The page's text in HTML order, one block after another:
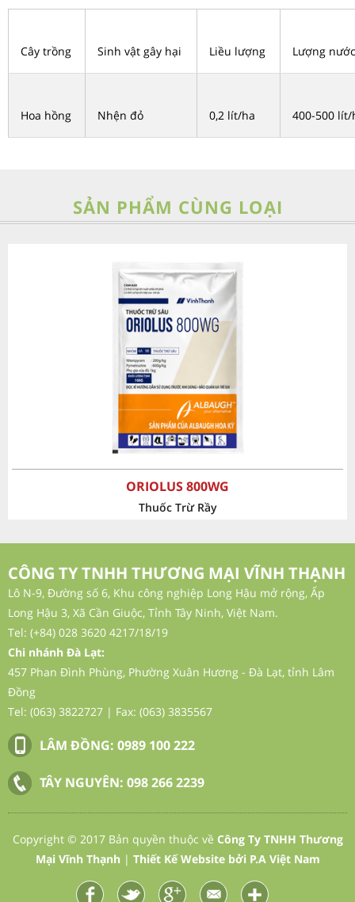
Cây trồng Sinh vật gây hại Liều lượng Lượng
Hoa hồng Nhện đỏ 0,2 lít/ha 400-500 lít/
SẢN PHẨM CÙNG LOẠI
ORIOLUS 800WG
Thuốc Trừ Rầy
Thuốc Trừ Sâu
CÔNG TY TNHH THƯƠNG MẠI VĨNH THẠNH
Lô N-9, Đường số 6, Khu công nghiệp Long Hậu mở rộng, Ấp
Long Hậu 3, Xã Cần Giuộc, Tỉnh Tây Ninh, Việt Nam.
Tel: (+84) 028 3620 4217/18/19
Chi nhánh Đà Lạt:
457 Phan Đình Phùng, Phường Xuân Hương - Đà Lạt, tỉnh Lâm
Đồng
Tel: (063) 3822727 | Fax: (063) 3835567
LÂM ĐỒNG: 0989 100 222
TÂY NGUYÊN: 098 266 2239
Copyright © 2017 Bản quyền thuộc về Công Ty TNHH Thương
Mại Vĩnh Thạnh | Thiết Kế Website bởi P.A Việt Nam